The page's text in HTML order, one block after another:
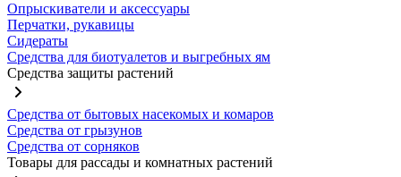
Опрыскиватели и аксессуары
Перчатки, рукавицы
Сидераты
Средства для биотуалетов и выгребных ям
Средства защиты растений
Средства от бытовых насекомых и комаров
Средства от грызунов
Средства от сорняков
Товары для рассады и комнатных растений